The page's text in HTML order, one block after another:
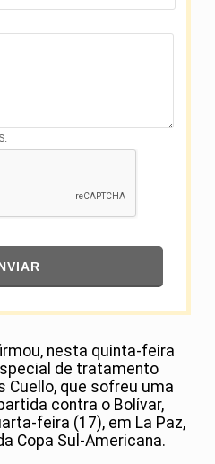
nesta quinta-feira
de tratamento
Cuello, que sofreu uma
contra o Bolívar,
feira (17), em La Paz,
Copa Sul-Americana.